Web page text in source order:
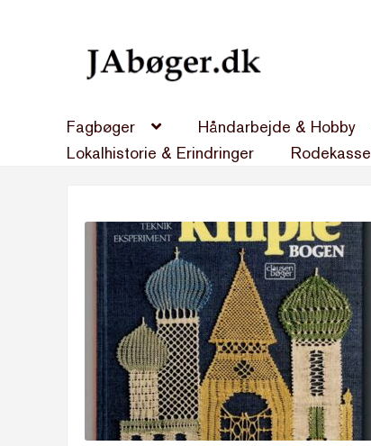
Spring
Spring
Fagbøger Håndarbejde & Hobby
Lokalhistorie & Erindringer
Rodekasse